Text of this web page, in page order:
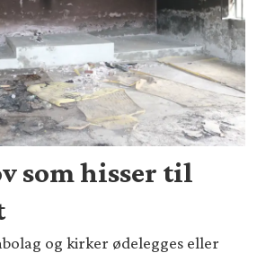
som hisser til
og kirker ødelegges eller